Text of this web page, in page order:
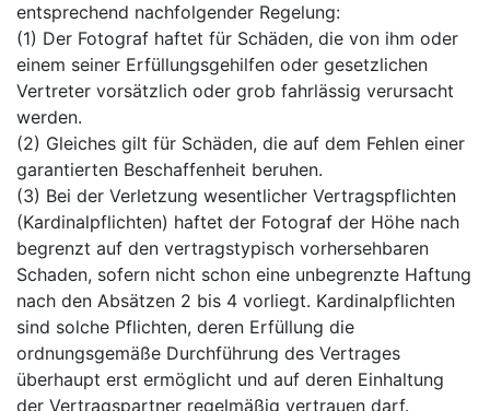
entsprechend nachfolgender Regelung:
(1) Der Fotograf haftet für Schäden, die von ihm oder
einem seiner Erfüllungsgehilfen oder gesetzlichen
Vertreter vorsätzlich oder grob fahrlässig verursacht
werden.
(2) Gleiches gilt für Schäden, die auf dem Fehlen einer
garantierten Beschaffenheit beruhen.
(3) Bei der Verletzung wesentlicher Vertragspflichten
(Kardinalpflichten) haftet der Fotograf der Höhe nach
begrenzt auf den vertragstypisch vorhersehbaren
Schaden, sofern nicht schon eine unbegrenzte Haftung
nach den Absätzen 2 bis 4 vorliegt. Kardinalpflichten
sind solche Pflichten, deren Erfüllung die
ordnungsgemäße Durchführung des Vertrages
überhaupt erst ermöglicht und auf deren Einhaltung
der Vertragspartner regelmäßig vertrauen darf.